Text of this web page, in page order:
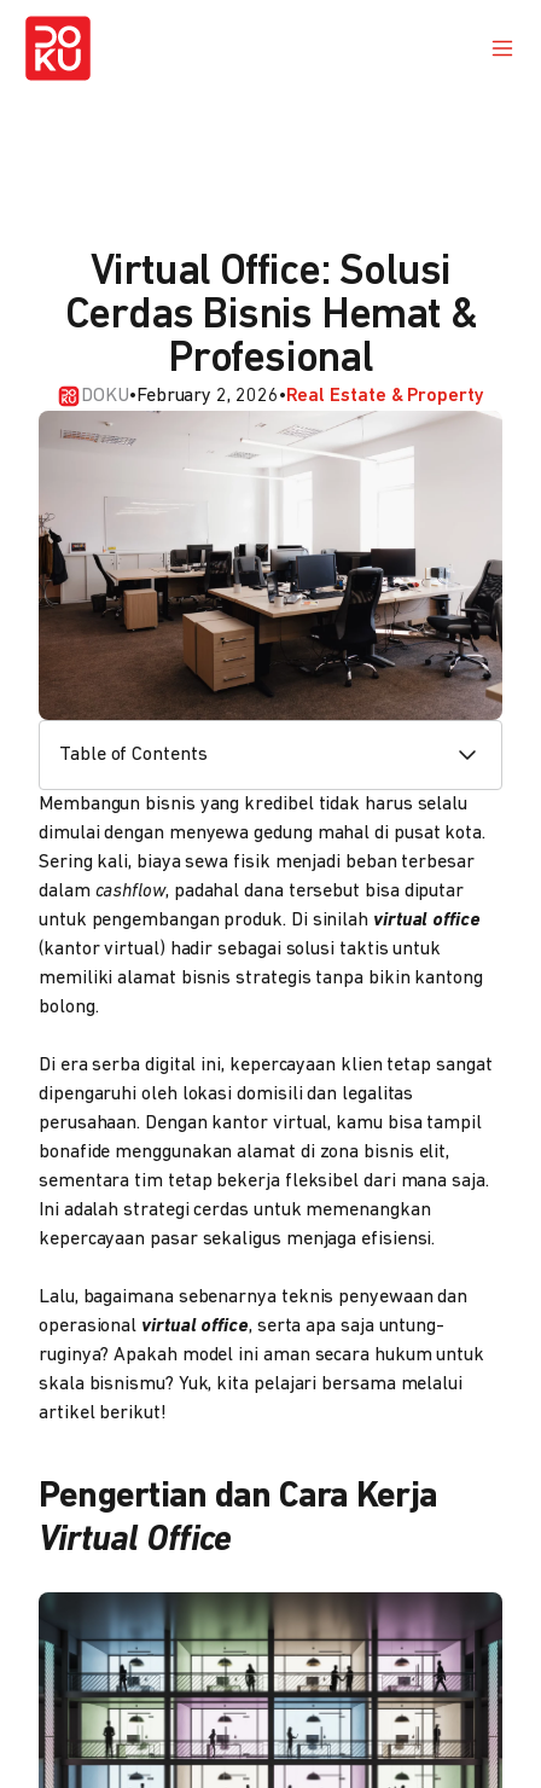
Virtual Office: Solusi
Cerdas Bisnis Hemat &
Profesional
DOKU• February 2, 2026•Real Estate & Property
Table of Contents
Membangun bisnis yang kredibel tidak harus selalu
dimulai dengan menyewa gedung mahal di pusat kota.
Sering kali, biaya sewa fisik menjadi beban terbesar
dalam cashflow, padahal dana tersebut bisa diputar
untuk pengembangan produk. Di sinilah virtual office
(kantor virtual) hadir sebagai solusi taktis untuk
memiliki alamat bisnis strategis tanpa bikin kantong
bolong.
Di era serba digital ini, kepercayaan klien tetap sangat
dipengaruhi oleh lokasi domisili dan legalitas
perusahaan. Dengan kantor virtual, kamu bisa tampil
bonafide menggunakan alamat di zona bisnis elit,
sementara tim tetap bekerja fleksibel dari mana saja.
Ini adalah strategi cerdas untuk memenangkan
kepercayaan pasar sekaligus menjaga efisiensi.
Lalu, bagaimana sebenarnya teknis penyewaan dan
operasional virtual office, serta apa saja untung-
ruginya? Apakah model ini aman secara hukum untuk
skala bisnismu? Yuk, kita pelajari bersama melalui
artikel berikut!
Pengertian dan Cara Kerja
Virtual Office